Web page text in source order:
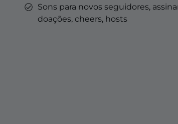
Sons para novos seguidores,
doações, cheers, hosts